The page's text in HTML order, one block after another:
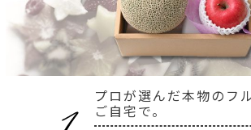
プロが選んだ本物のフ
ご自宅で。